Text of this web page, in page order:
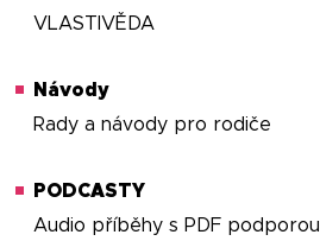
VLASTIVĚDA
Návody
Rady a návody pro rodiče
PODCASTY
Audio příběhy s PDF podporou